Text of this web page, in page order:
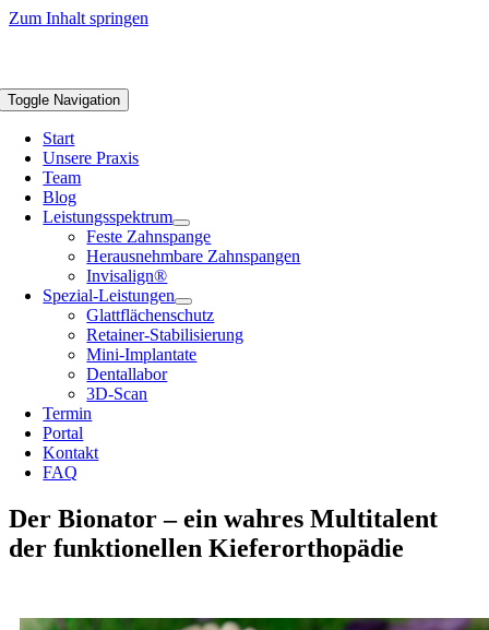
Zum Inhalt springen
Toggle Navigation
Start
Unsere Praxis
Team
Blog
Leistungsspektrum
Feste Zahnspange
Herausnehmbare Zahnspangen
Invisalign®
Spezial-Leistungen
Glattflächenschutz
Retainer-Stabilisierung
Mini-Implantate
Dentallabor
3D-Scan
Termin
Portal
Kontakt
FAQ
Der Bionator – ein wahres Multitalent
der funktionellen Kieferorthopädie